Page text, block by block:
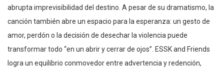
abrupta imprevisibilidad del destino. A pesar de su dramatismo, la
canción también abre un espacio para la esperanza: un gesto de
amor, perdón o la decisión de desechar la violencia puede
transformar todo “en un abrir y cerrar de ojos”. ESSK and Friends
logra un equilibrio conmovedor entre advertencia y redención,